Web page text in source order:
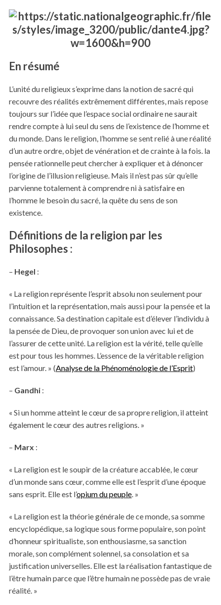
En résumé
L’unité du religieux s’exprime dans la notion de sacré qui
recouvre des réalités extrêmement différentes, mais repose
toujours sur l’idée que l’espace social ordinaire ne saurait
rendre compte à lui seul du sens de l’existence de l’homme et
du monde. Dans le religion, l’homme se sent relié à une réalité
d’un autre ordre, objet de vénération et de crainte à la fois. la
pensée rationnelle peut chercher à expliquer et à dénoncer
l’origine de l’illusion religieuse. Mais il n’est pas sûr qu’elle
parvienne totalement à comprendre ni à satisfaire en
l’homme le besoin du sacré, la quête du sens de son
existence.
Définitions de la religion par les
Philosophes :
– Hegel :
« La religion représente l’esprit absolu non seulement pour
l’intuition et la représentation, mais aussi pour la pensée et la
connaissance. Sa destination capitale est d’élever l’individu à
la pensée de Dieu, de provoquer son union avec lui et de
l’assurer de cette unité. La religion est la vérité, telle qu’elle
est pour tous les hommes. L’essence de la véritable religion
est l’amour. » (Analyse de la Phénoménologie de l’Esprit)
– Gandhi :
« Si un homme atteint le cœur de sa propre religion, il atteint
également le cœur des autres religions. »
– Marx :
« La religion est le soupir de la créature accablée, le cœur
d’un monde sans cœur, comme elle est l’esprit d’une époque
sans esprit. Elle est l’opium du peuple. »
« La religion est la théorie générale de ce monde, sa somme
encyclopédique, sa logique sous forme populaire, son point
d’honneur spiritualiste, son enthousiasme, sa sanction
morale, son complément solennel, sa consolation et sa
justification universelles. Elle est la réalisation fantastique de
l’être humain parce que l’être humain ne possède pas de vraie
réalité. »